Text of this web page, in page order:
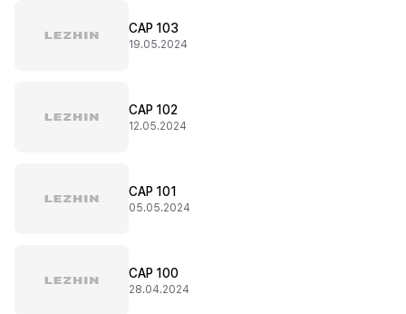
CAP 103
19.05.2024
CAP 102
12.05.2024
CAP 101
05.05.2024
CAP 100
28.04.2024